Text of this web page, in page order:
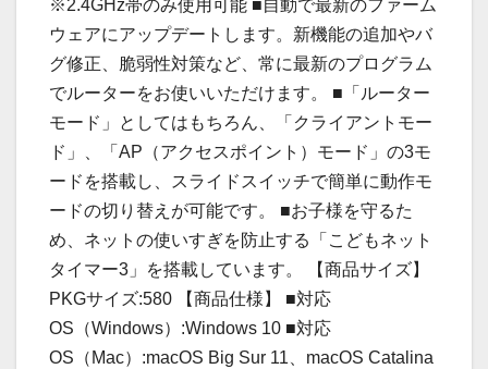
※2.4GHz帯のみ使用可能 ■自動で最新のファーム
ウェアにアップデートします。新機能の追加やバ
グ修正、脆弱性対策など、常に最新のプログラム
でルーターをお使いいただけます。 ■「ルーター
モード」としてはもちろん、「クライアントモー
ド」、「AP（アクセスポイント）モード」の3モ
ードを搭載し、スライドスイッチで簡単に動作モ
ードの切り替えが可能です。 ■お子様を守るた
め、ネットの使いすぎを防止する「こどもネット
タイマー3」を搭載しています。 【商品サイズ】
PKGサイズ:580 【商品仕様】 ■対応
OS（Windows）:Windows 10 ■対応
OS（Mac）:macOS Big Sur 11、macOS Catalina